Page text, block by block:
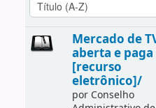
Mercado de
aberta e paga
[recurso
eletrônico]/
por Conselho